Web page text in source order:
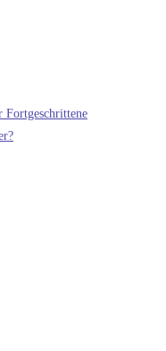
Fortgeschrittene